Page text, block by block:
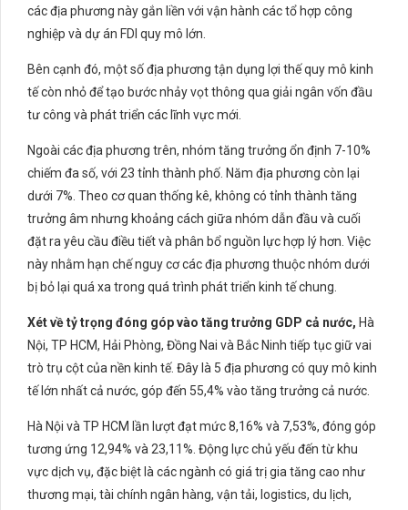
các địa phương này gắn liền với vận hành các tổ hợp công
nghiệp và dự án FDI quy mô lớn.
Bên cạnh đó, một số địa phương tận dụng lợi thế quy mô kinh
tế còn nhỏ để tạo bước nhảy vọt thông qua giải ngân vốn đầu
tư công và phát triển các lĩnh vực mới.
Ngoài các địa phương trên, nhóm tăng trưởng ổn định 7-10%
chiếm đa số, với 23 tỉnh thành phố. Năm địa phương còn lại
dưới 7%. Theo cơ quan thống kê, không có tỉnh thành tăng
trưởng âm nhưng khoảng cách giữa nhóm dẫn đầu và cuối
đặt ra yêu cầu điều tiết và phân bổ nguồn lực hợp lý hơn. Việc
này nhằm hạn chế nguy cơ các địa phương thuộc nhóm dưới
bị bỏ lại quá xa trong quá trình phát triển kinh tế chung.
Xét về tỷ trọng đóng góp vào tăng trưởng GDP cả nước, Hà
Nội, TP HCM, Hải Phòng, Đồng Nai và Bắc Ninh tiếp tục giữ vai
trò trụ cột của nền kinh tế. Đây là 5 địa phương có quy mô kinh
tế lớn nhất cả nước, góp đến 55,4% vào tăng trưởng cả nước.
Hà Nội và TP HCM lần lượt đạt mức 8,16% và 7,53%, đóng góp
tương ứng 12,94% và 23,11%. Động lực chủ yếu đến từ khu
vực dịch vụ, đặc biệt là các ngành có giá trị gia tăng cao như
thương mại, tài chính ngân hàng, vận tải, logistics, du lịch,